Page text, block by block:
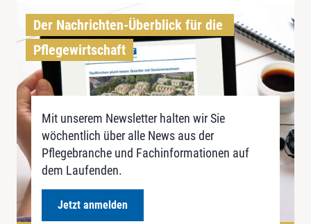
Der Nachrichten-Überblick für die
Pflegewirtschaft
Mit unserem Newsletter halten wir Sie
wöchentlich über alle News aus der
Pflegebranche und Fachinformationen auf
dem Laufenden.
Jetzt anmelden